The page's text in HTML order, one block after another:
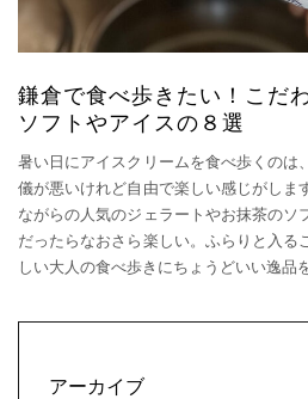
鎌倉で食べ歩きたい！こだ
ソフトやアイスの８選
暑い日にアイスクリームを食べ歩くのは
儀が悪いけれど自由で楽しい感じがしま
ながらの人気のジェラートやお抹茶のソ
だったらなおさら楽しい。ふらりと入る
しい大人の食べ歩きにちょうどいい逸品
アーカイブ